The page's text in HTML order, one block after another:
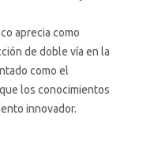
aprecia como
de doble vía en la
como el
los conocimientos
innovador.